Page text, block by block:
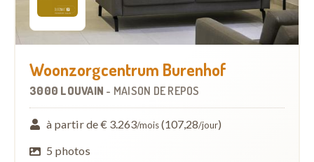
Woonzorgcentrum Burenhof
3000 LOUVAIN - MAISON DE REPOS
à partir de € 3.263/mois(107,28/jour)
5 photos